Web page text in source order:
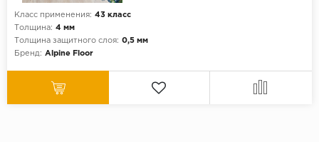
Класс применения: 43 класс
Толщина: 4 мм
Толщина защитного слоя: 0,5 мм
Бренд: Alpine Floor